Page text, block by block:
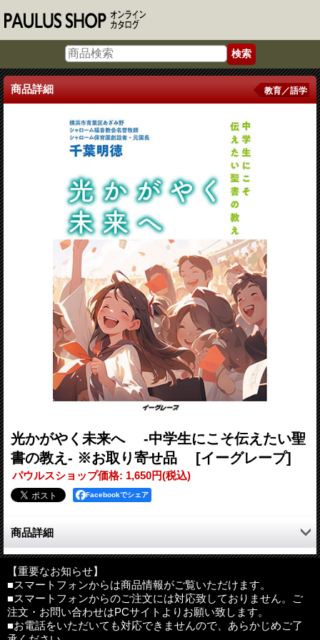
商品詳細 教育／語学
光かがやく未来へ -中学生にこそ伝えたい聖
書の教え- ※お取り寄せ品
[イーグレープ]
パウルスショップ価格: 1,650円(税込)
Facebookでシェア
商品詳細
ボーイスカウトの設立、ミッションスクール中等科の聖書教師、
「中学生聖書クラブ」の創設など、中学生伝道と聖書教育にその
生涯をかけて打ち込んできた牧師が、論理的、聖書的に語る中学
生教育のガイドブック的入門書。「自我の形成期」であり「第二
次反抗期」でもある中学生に対し、キリスト教信仰を基盤としな
がらカウンセラーやメンターとしての視点やノウハウも採用し、
【重要なお知らせ】
■スマートフォンからは商品情報がご覧いただけます。
■スマートフォンからのご注文には対応致しておりません。ご
注文・お問い合わせはPCサイトよりお願い致します。
■お電話をいただいても対応できませんので、あらかじめご了